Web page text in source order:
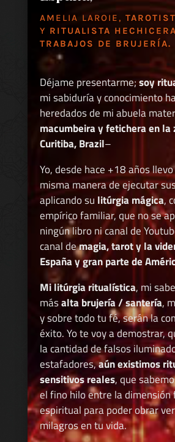
AMELIA LAROIE,
Y RITUALISTA
TRABAJOS DE BRUJERÍA.
Déjame presentarme;soy
mi sabiduría y conocimiento
heredados de mi abuela
macumbeira y fetichera en la
Curitiba, Brazil–
Yo, desde hace +18 años
misma manera de ejecutar
aplicando su litúrgia mágica,
empírico familiar, que no se
ningún libro ni canal de
canal demagia, tarot y la
España y gran parte de
Mi litúrgia ritualística, mi
másalta brujería / santería,
y sobre todo tu fé, serán la
éxito. Yo te voy a demostrar,
la cantidad de falsos
estafadores,aún existimos
sensitivos reales, que
el fino hilo entre la dimensión
espiritual para poder obrar
milagros en tu vida.